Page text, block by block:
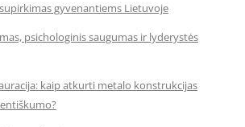
gyvenantiems Lietuvoje
psichologinis saugumas ir lyderystės
kaip atkurti metalo konstrukcijas